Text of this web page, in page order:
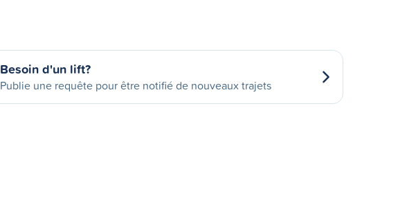
Besoin d'un lift?
Publie une requête pour être notifié de nouveaux trajets